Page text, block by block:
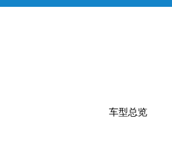
车型总览